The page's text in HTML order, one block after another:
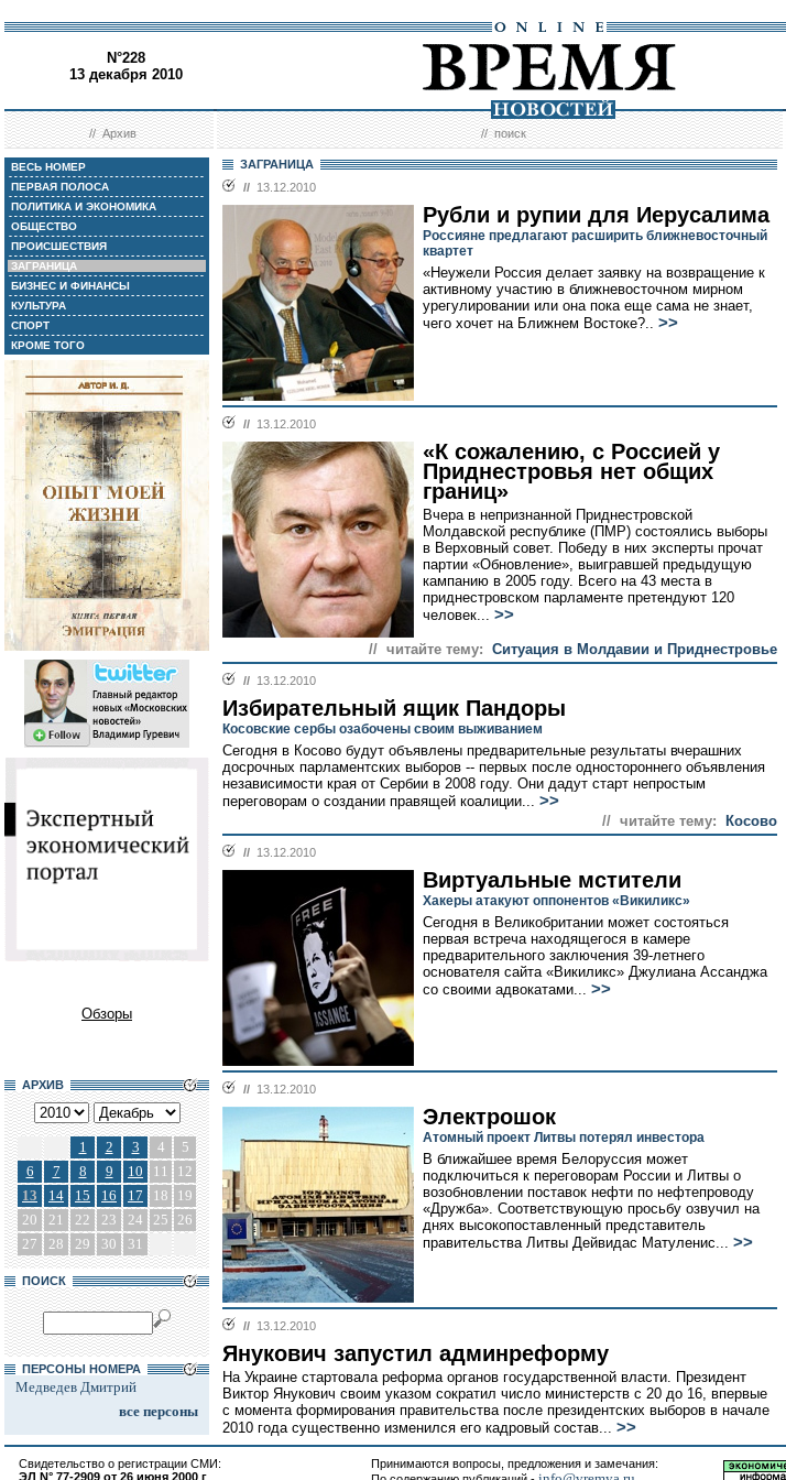
N°228
13 декабря 2010
//Архив //поиск
ВЕСЬ НОМЕР
ПЕРВАЯ ПОЛОСА
ПОЛИТИКА И ЭКОНОМИКА
ОБЩЕСТВО
ПРОИСШЕСТВИЯ
ЗАГРАНИЦА
БИЗНЕС И ФИНАНСЫ
КУЛЬТУРА
СПОРТ
КРОМЕ ТОГО
Обзоры
АРХИВ
1 2 3 4
5
6
7 8 9 10 11
12
13
14 15 16 17 18
19
20
21 22 23 24 25 26
27
28 29 30 31
ПОИСК
ПЕРСОНЫ НОМЕРА
Медведев Дмитрий
все персоны
ЗАГРАНИЦА
// 13.12.2010
Рубли и рупии для Иерусалима
Россияне предлагают расширить ближневосточный
квартет
«Неужели Россия делает заявку на возвращение к
активному участию в ближневосточном мирном
урегулировании или она пока еще сама не знает,
чего хочет на Ближнем Востоке?.. >>
// 13.12.2010
«К сожалению, с Россией у
Приднестровья нет общих
границ»
Вчера в непризнанной Приднестровской
Молдавской республике (ПМР) состоялись выборы
в Верховный совет. Победу в них эксперты прочат
партии «Обновление», выигравшей предыдущую
кампанию в 2005 году. Всего на 43 места в
приднестровском парламенте претендуют 120
человек... >>
// читайте тему: Ситуация в Молдавии и Приднестровье
// 13.12.2010
Избирательный ящик Пандоры
Косовские сербы озабочены своим выживанием
Сегодня в Косово будут объявлены предварительные результаты вчерашних
досрочных парламентских выборов -- первых после одностороннего объявления
независимости края от Сербии в 2008 году. Они дадут старт непростым
переговорам о создании правящей коалиции... >>
// читайте тему: Косово
// 13.12.2010
Виртуальные мстители
Хакеры атакуют оппонентов «Викиликс»
Сегодня в Великобритании может состояться
первая встреча находящегося в камере
предварительного заключения 39-летнего
основателя сайта «Викиликс» Джулиана Ассанджа
со своими адвокатами... >>
// 13.12.2010
Электрошок
Атомный проект Литвы потерял инвестора
В ближайшее время Белоруссия может
подключиться к переговорам России и Литвы о
возобновлении поставок нефти по нефтепроводу
«Дружба». Соответствующую просьбу озвучил на
днях высокопоставленный представитель
правительства Литвы Дейвидас Матуленис... >>
// 13.12.2010
Янукович запустил админреформу
На Украине стартовала реформа органов государственной власти. Президент
Виктор Янукович своим указом сократил число министерств с 20 до 16, впервые
с момента формирования правительства после президентских выборов в начале
2010 года существенно изменился его кадровый состав... >>
Свидетельство о регистрации СМИ:
ЭЛ N° 77-2909 от 26 июня 2000 г
Принимаются вопросы, предложения и замечания: